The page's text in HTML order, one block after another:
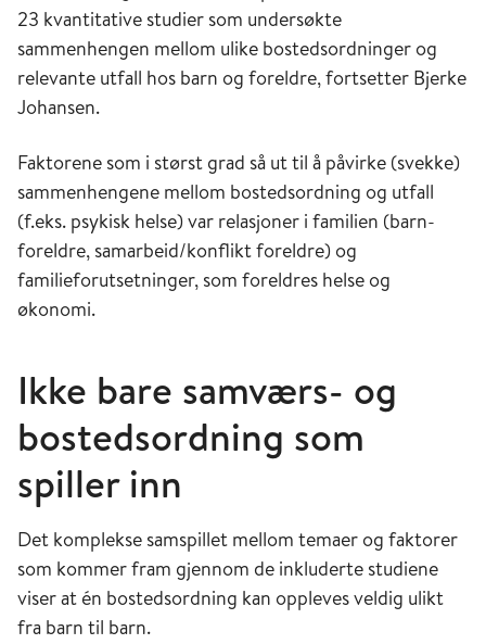
23 kvantitative studier som undersøkte
sammenhengen mellom ulike bostedsordninger og
relevante utfall hos barn og foreldre, fortsetter Bjerke
Johansen.
Faktorene som i størst grad så ut til å påvirke (svekke)
sammenhengene mellom bostedsordning og utfall
(f.eks. psykisk helse) var relasjoner i familien (barn-
foreldre, samarbeid/konflikt foreldre) og
familieforutsetninger, som foreldres helse og
økonomi.
Ikke bare samværs- og
bostedsordning som
spiller inn
Det komplekse samspillet mellom temaer og faktorer
som kommer fram gjennom de inkluderte studiene
viser at én bostedsordning kan oppleves veldig ulikt
fra barn til barn.